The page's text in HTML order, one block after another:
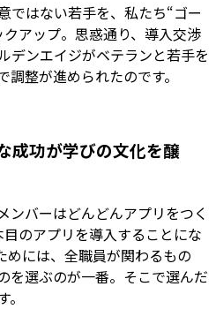
ではない若手を、私たち“ゴー
アップ。思惑通り、導入交渉
デンエイジがベテランと若手を
整が進められたのです。
成功が学びの文化を醸
ンバーはどんどんアプリをつく
のアプリを導入することにな
めには、全職員が関わるもの
を選ぶのが一番。そこで選んだ
。